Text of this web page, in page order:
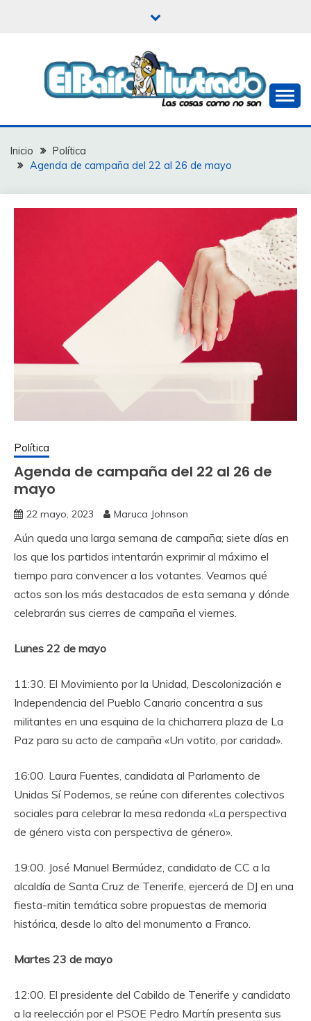
EL BAIFO ILUSTRADO
Inicio
Política
Agenda de campaña del 22 al 26 de mayo
Política
Agenda de campaña del 22 al 26 de
mayo
22 mayo, 2023 Maruca Johnson
Aún queda una larga semana de campaña; siete días en
los que los partidos intentarán exprimir al máximo el
tiempo para convencer a los votantes. Veamos qué
actos son los más destacados de esta semana y dónde
celebrarán sus cierres de campaña el viernes.
Lunes 22 de mayo
11:30. El Movimiento por la Unidad, Descolonización e
Independencia del Pueblo Canario concentra a sus
militantes en una esquina de la chicharrera plaza de La
Paz para su acto de campaña «Un votito, por caridad».
16:00. Laura Fuentes, candidata al Parlamento de
Unidas Sí Podemos, se reúne con diferentes colectivos
sociales para celebrar la mesa redonda «La perspectiva
de género vista con perspectiva de género».
19:00. José Manuel Bermúdez, candidato de CC a la
alcaldía de Santa Cruz de Tenerife, ejercerá de DJ en una
fiesta-mitin temática sobre propuestas de memoria
histórica, desde lo alto del monumento a Franco.
Martes 23 de mayo
12:00. El presidente del Cabildo de Tenerife y candidato
a la reelección por el PSOE Pedro Martín presenta sus